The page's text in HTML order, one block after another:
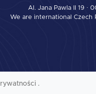
Al. Jana Pawla II 19 ·
We are international Czech
.